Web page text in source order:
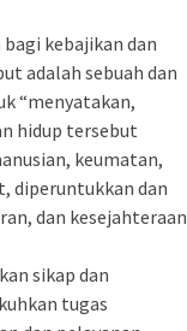
kebajikan dan
adalah sebuah dan
“menyatakan,
hidup tersebut
keumatan,
diperuntukkan dan
dan kesejahteraan
sikap dan
tugas